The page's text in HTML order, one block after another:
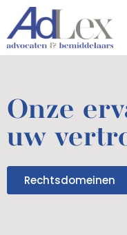
Onze
uw
Rechtsdomeinen